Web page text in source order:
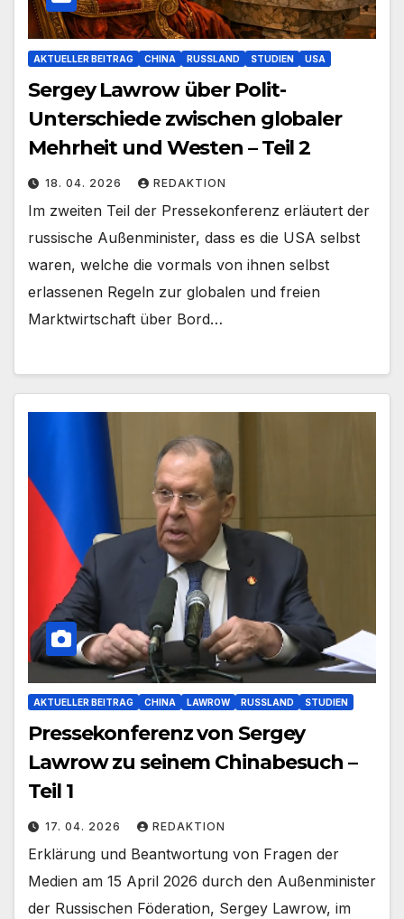
AKTUELLER BEITRAG CHINA RUSSLAND STUDIEN USA
Sergey Lawrow über Polit-
Unterschiede zwischen globaler
Mehrheit und Westen – Teil 2
18. 04. 2026 REDAKTION
Im zweiten Teil der Pressekonferenz erläutert der
russische Außenminister, dass es die USA selbst
waren, welche die vormals von ihnen selbst
erlassenen Regeln zur globalen und freien
Marktwirtschaft über Bord…
AKTUELLER BEITRAG CHINA LAWROW RUSSLAND STUDIEN
Pressekonferenz von Sergey
Lawrow zu seinem Chinabesuch –
Teil 1
17. 04. 2026 REDAKTION
Erklärung und Beantwortung von Fragen der
Medien am 15 April 2026 durch den Außenminister
der Russischen Föderation, Sergey Lawrow, im